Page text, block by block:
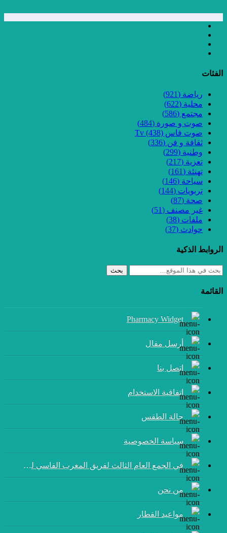
الفئات
رياضة (921)
محلية (622)
مجتمع (586)
صوت و صورة (484)
صوت فاس Tv (438)
ثقافة و فن (336)
وطنية (299)
تعزية (217)
تهنئة (161)
سياحة (146)
تربويات (144)
صحة (87)
غير مصنف (51)
ملفات (38)
حوادث (37)
الروابط الذكية
بحث
القائمة
Pharmacy Widget
أرسل مقال
إتصل بنا
اتفاقية الاستخدام
حالة الطقس
سياسة الخصوصية
في الجمع العام الثالث لفريق المغرب الفاسي لكرة القدم:
من نحن
مواعيد القطار